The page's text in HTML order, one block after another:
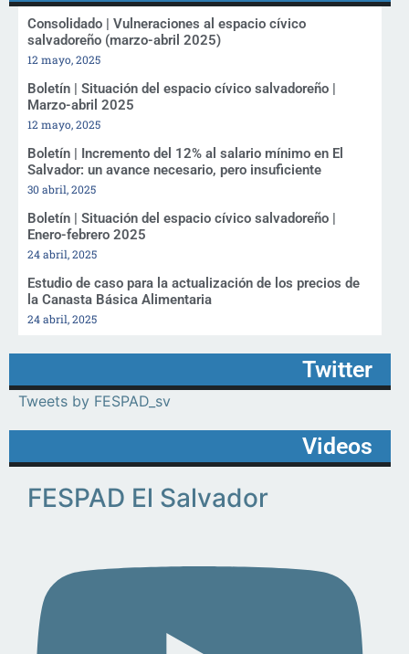
Consolidado | Vulneraciones al espacio cívico
salvadoreño (marzo-abril 2025)
12 mayo, 2025
Boletín | Situación del espacio cívico salvadoreño |
Marzo-abril 2025
12 mayo, 2025
Boletín | Incremento del 12% al salario mínimo en El
Salvador: un avance necesario, pero insuficiente
30 abril, 2025
Boletín | Situación del espacio cívico salvadoreño |
Enero-febrero 2025
24 abril, 2025
Estudio de caso para la actualización de los precios de
la Canasta Básica Alimentaria
24 abril, 2025
Twitter
Tweets by FESPAD_sv
Videos
FESPAD El Salvador